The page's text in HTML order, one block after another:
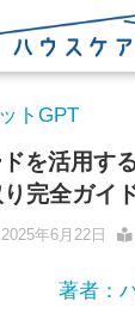
トGPT
を活用す
完全ガイ
2025年6月22日
著者：